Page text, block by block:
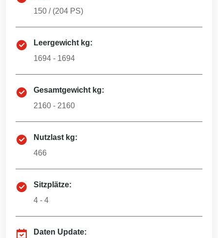
150 / (204 PS)
Leergewicht kg:
1694 - 1694
Gesamtgewicht kg:
2160 - 2160
Nutzlast kg:
466
Sitzplätze:
4 - 4
Daten Update: